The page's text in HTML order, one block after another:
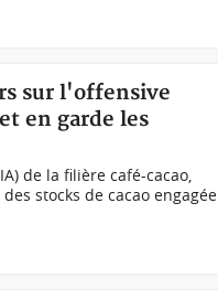
sur l'offensive
en garde les
de la filière café-cacao,
stocks de cacao engagée